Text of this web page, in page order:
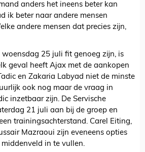
anders het ineens beter kan
ik beter naar andere mensen
andere mensen dat precies zijn,
woensdag 25 juli fit genoeg zijn, is
geval heeft Ajax met de aankopen
en Zakaria Labyad niet de minste
ook nog maar de vraag in
inzetbaar zijn. De Servische
21 juli aan bij de groep en
trainingsachterstand. Carel Eiting,
Mazraoui zijn eveneens opties
in te vullen.